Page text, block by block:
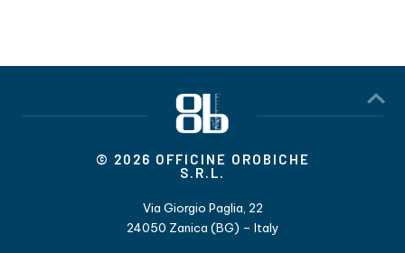
© 2026 OFFICINE OROBICHE
S.R.L.
Via Giorgio Paglia, 22
24050 Zanica (BG) – Italy